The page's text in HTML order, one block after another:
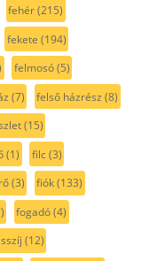
fehér(215)
fekete (194)
felmosó(5)
(7) felső házrész (8)
(15)
(1) filc(3)
(3) fiók(133)
fogadó(4)
(12)